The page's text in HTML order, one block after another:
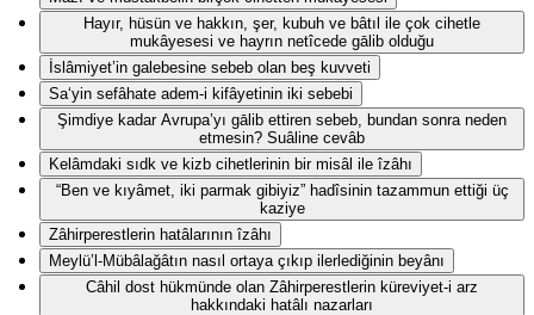
Hayır, hüsün ve hakkın, şer, kubuh ve bâtıl ile çok cihetle
mukâyesesi ve hayrın netîcede gālib olduğu
İslâmiyet’in galebesine sebeb olan beş kuvveti
Sa‘yin sefâhate adem-i kifâyetinin iki sebebi
Şimdiye kadar Avrupa’yı gālib ettiren sebeb, bundan sonra neden
etmesin? Suâline cevâb
Kelâmdaki sıdk ve kizb cihetlerinin bir misâl ile îzâhı
“Ben ve kıyâmet, iki parmak gibiyiz” hadîsinin tazammun ettiği üç
kaziye
Zâhirperestlerin hatâlarının îzâhı
Meylü’l-Mübâlağâtın nasıl ortaya çıkıp ilerlediğinin beyânı
Câhil dost hükmünde olan Zâhirperestlerin küreviyet-i arz
hakkındaki hatâlı nazarları